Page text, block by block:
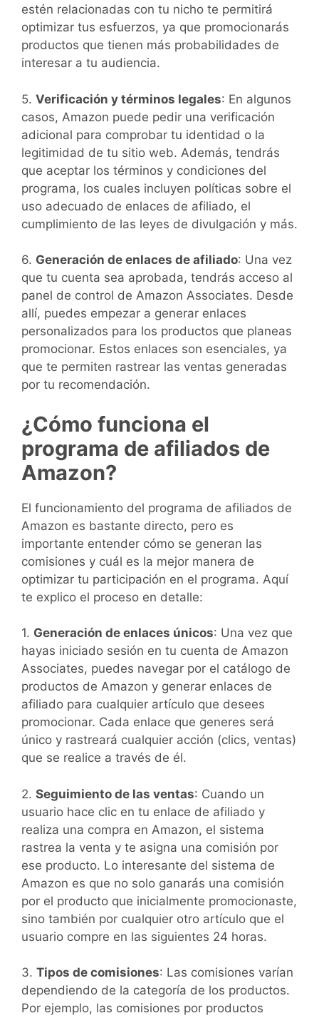
estén relacionadas con tu nicho te permitirá
optimizar tus esfuerzos, ya que promocionarás
productos que tienen más probabilidades de
interesar a tu audiencia.
5. Verificación y términos legales: En algunos
casos, Amazon puede pedir una verificación
adicional para comprobar tu identidad o la
legitimidad de tu sitio web. Además, tendrás
que aceptar los términos y condiciones del
programa, los cuales incluyen políticas sobre el
uso adecuado de enlaces de afiliado, el
cumplimiento de las leyes de divulgación y más.
6. Generación de enlaces de afiliado: Una vez
que tu cuenta sea aprobada, tendrás acceso al
panel de control de Amazon Associates. Desde
allí, puedes empezar a generar enlaces
personalizados para los productos que planeas
promocionar. Estos enlaces son esenciales, ya
que te permiten rastrear las ventas generadas
por tu recomendación.
¿Cómo funciona el
programa de afiliados de
Amazon?
El funcionamiento del programa de afiliados de
Amazon es bastante directo, pero es
importante entender cómo se generan las
comisiones y cuál es la mejor manera de
optimizar tu participación en el programa. Aquí
te explico el proceso en detalle:
1. Generación de enlaces únicos: Una vez que
hayas iniciado sesión en tu cuenta de Amazon
Associates, puedes navegar por el catálogo de
productos de Amazon y generar enlaces de
afiliado para cualquier artículo que desees
promocionar. Cada enlace que generes será
único y rastreará cualquier acción (clics, ventas)
que se realice a través de él.
2. Seguimiento de las ventas: Cuando un
usuario hace clic en tu enlace de afiliado y
realiza una compra en Amazon, el sistema
rastrea la venta y te asigna una comisión por
ese producto. Lo interesante del sistema de
Amazon es que no solo ganarás una comisión
por el producto que inicialmente promocionaste,
sino también por cualquier otro artículo que el
usuario compre en las siguientes 24 horas.
3. Tipos de comisiones: Las comisiones varían
dependiendo de la categoría de los productos.
Por ejemplo, las comisiones por productos